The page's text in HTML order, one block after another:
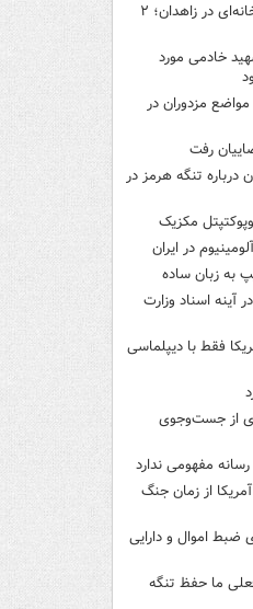
حمله مسلحانه به قهوه‌خانه‌ای در زاهدان؛ ۲
خادمی مورد
مزدوران در
رفت
درباره تنگه هرمز در
مکزیک
در ایران
به زبان ساده
اسناد وزارت
فقط با دیپلماسی
از جست‌وجوی
مفهومی ندارد
از زمان جنگ
اموال و دارایی
ما حفظ تنگه